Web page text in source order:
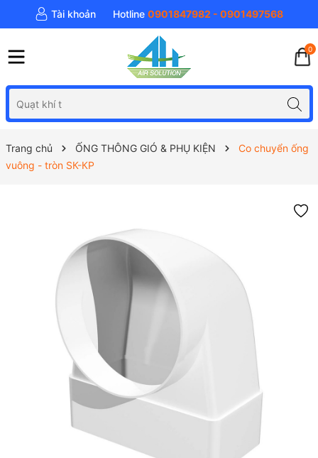
Tài khoản Hotline 0901847982 - 0901497568
0
Trang chủ ỐNG THÔNG GIÓ & PHỤ KIỆN
Co chuyển ống
vuông - tròn SК-КP